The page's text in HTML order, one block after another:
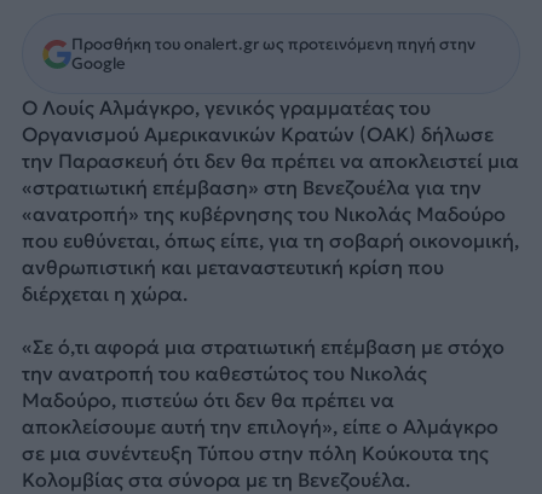
Προσθήκη του onalert.gr ως προτεινόμενη πηγή στην
Google
Ο Λουίς Αλμάγκρο, γενικός γραμματέας του
Οργανισμού Αμερικανικών Κρατών (ΟΑΚ) δήλωσε
την Παρασκευή ότι δεν θα πρέπει να αποκλειστεί μια
«στρατιωτική επέμβαση» στη Βενεζουέλα για την
«ανατροπή» της κυβέρνησης του Νικολάς Μαδούρο
που ευθύνεται, όπως είπε, για τη σοβαρή οικονομική,
ανθρωπιστική και μεταναστευτική κρίση που
διέρχεται η χώρα.
«Σε ό,τι αφορά μια στρατιωτική επέμβαση με στόχο
την ανατροπή του καθεστώτος του Νικολάς
Μαδούρο, πιστεύω ότι δεν θα πρέπει να
αποκλείσουμε αυτή την επιλογή», είπε ο Αλμάγκρο
σε μια συνέντευξη Τύπου στην πόλη Κούκουτα της
Κολομβίας στα σύνορα με τη Βενεζουέλα.